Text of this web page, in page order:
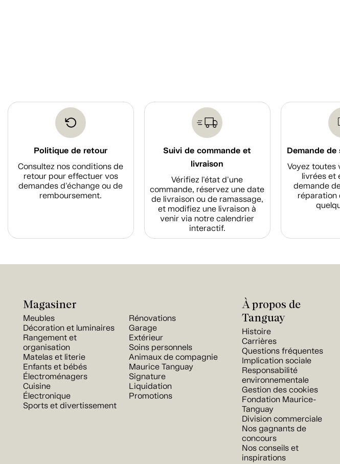
Politique de retour
Consultez nos conditions de
retour pour effectuer vos
demandes d'échange ou de
remboursement.
Suivi de commande et
livraison
Vérifiez l'état d'une
commande, réservez une date
de livraison ou de ramassage,
et modifiez une livraison à
venir via notre calendrier
interactif.
Demande
Voyez toutes
livrées et
demande
réparation
Magasiner
Meubles
Décoration et luminaires
Rangement et
organisation
Matelas et literie
Enfants et bébés
Électroménagers
Cuisine
Électronique
Sports et divertissement
Rénovations
Garage
Extérieur
Soins personnels
Animaux de compagnie
Maurice Tanguay
Signature
Liquidation
Promotions
À propos de
Tanguay
Histoire
Carrières
Questions fréquentes
Implication sociale
Responsabilité
environnementale
Gestion des cookies
Fondation Maurice-
Tanguay
Division commerciale
Nos gagnants de
concours
Nos conseils et
inspirations